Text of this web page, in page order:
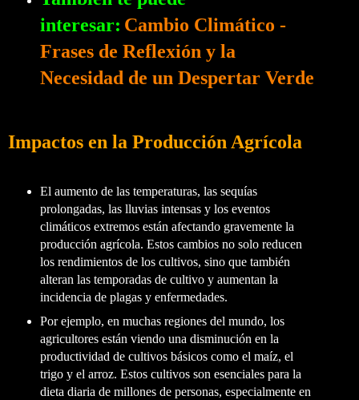
interesar: Cambio Climático -
Frases de Reflexión y la
Necesidad de un Despertar Verde
Impactos en la Producción Agrícola
El aumento de las temperaturas, las sequías
prolongadas, las lluvias intensas y los eventos
climáticos extremos están afectando gravemente la
producción agrícola. Estos cambios no solo reducen
los rendimientos de los cultivos, sino que también
alteran las temporadas de cultivo y aumentan la
incidencia de plagas y enfermedades.
Por ejemplo, en muchas regiones del mundo, los
agricultores están viendo una disminución en la
productividad de cultivos básicos como el maíz, el
trigo y el arroz. Estos cultivos son esenciales para la
dieta diaria de millones de personas, especialmente en